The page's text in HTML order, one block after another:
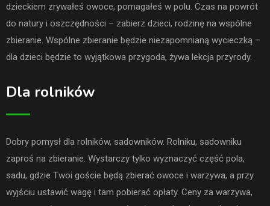
dzieckiem zrywałeś owoce, pomagałeś w polu. Czas na powrót
do natury i oszczędności – zabierz dzieci, rodzinę na wspólne
zbieranie. Wspólne zbieranie będzie niezapomnianą wycieczką –
dla dzieci będzie to wyjątkowa przygoda, żywa lekcja przyrody.
Dla rolników
Dobry pomysł dla rolników, sadowników. Rolniku, sadowniku
zaproś na zbieranie. Wystarczy tylko wyznaczyć część pola,
sadu, gdzie Twoi goście będą zbierać owoce i warzywa, a przy
wyjściu ustawić wagę i tam pobierać opłaty. Ceny za warzywa,